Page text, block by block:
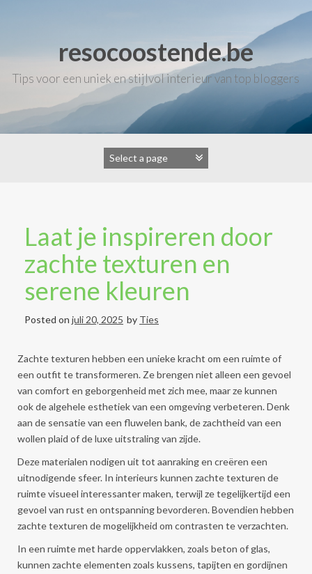
resocoostende.be
Tips voor een uniek en stijlvol interieur van top bloggers
Laat je inspireren door
zachte texturen en
serene kleuren
Posted on juli 20, 2025 by Ties
Zachte texturen hebben een unieke kracht om een ruimte of
een outfit te transformeren. Ze brengen niet alleen een gevoel
van comfort en geborgenheid met zich mee, maar ze kunnen
ook de algehele esthetiek van een omgeving verbeteren. Denk
aan de sensatie van een fluwelen bank, de zachtheid van een
wollen plaid of de luxe uitstraling van zijde.
Deze materialen nodigen uit tot aanraking en creëren een
uitnodigende sfeer. In interieurs kunnen zachte texturen de
ruimte visueel interessanter maken, terwijl ze tegelijkertijd een
gevoel van rust en ontspanning bevorderen. Bovendien hebben
zachte texturen de mogelijkheid om contrasten te verzachten.
In een ruimte met harde oppervlakken, zoals beton of glas,
kunnen zachte elementen zoals kussens, tapijten en gordijnen